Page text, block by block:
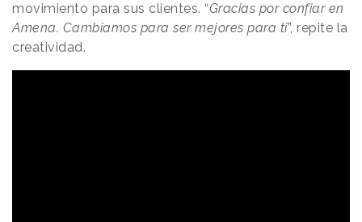
movimiento para sus clientes. “Gracias por confiar en
Amena. Cambiamos para ser mejores para ti”, repite la
creatividad.